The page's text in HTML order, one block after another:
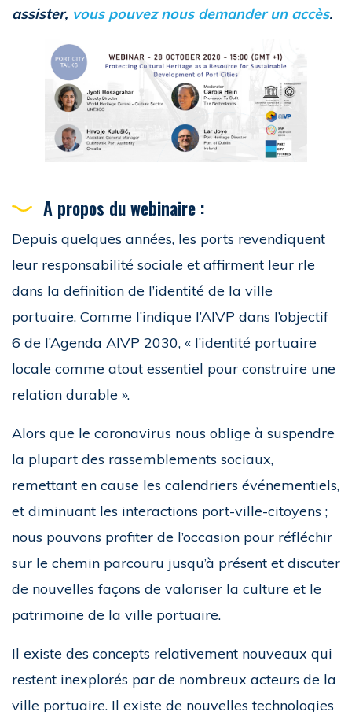
assister, vous pouvez nous demander un accès.
A propos du webinaire :
Depuis quelques années, les ports revendiquent
leur responsabilité sociale et affirment leur rle
dans la definition de l’identité de la ville
portuaire. Comme l’indique l’AIVP dans l’objectif
6 de l’Agenda AIVP 2030, « l’identité portuaire
locale comme atout essentiel pour construire une
relation durable ».
Alors que le coronavirus nous oblige à suspendre
la plupart des rassemblements sociaux,
remettant en cause les calendriers événementiels,
et diminuant les interactions port-ville-citoyens ;
nous pouvons profiter de l’occasion pour réfléchir
sur le chemin parcouru jusqu’à présent et discuter
de nouvelles façons de valoriser la culture et le
patrimoine de la ville portuaire.
Il existe des concepts relativement nouveaux qui
restent inexplorés par de nombreux acteurs de la
ville portuaire. Il existe de nouvelles technologies